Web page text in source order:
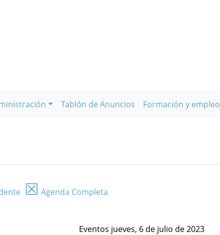
Tablón de Anuncios Formación y empleo
☒ Agenda Completa
Eventos jueves, 6 de julio de 2023